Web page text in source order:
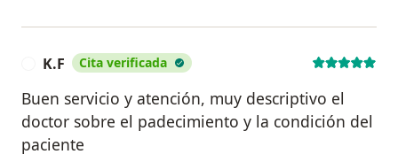
K.F Cita verificada
Buen servicio y atención, muy descriptivo el
doctor sobre el padecimiento y la condición del
paciente